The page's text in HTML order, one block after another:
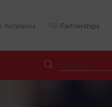
hoteleros Partnerships